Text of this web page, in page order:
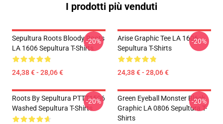
I prodotti più venduti
Sepultura Roots Bloody Roots
LA 1606 Sepultura T-Shirts
24,38 € - 28,06 €
-20%
Arise Graphic Tee LA 1606
Sepultura T-Shirts
24,38 € - 28,06 €
-20%
Roots By Sepultura PTTT1506
Washed Sepultura T-Shirts
-20%
Green Eyeball Monster Black
Graphic LA 0806 Sepultura T-
Shirts
-20%